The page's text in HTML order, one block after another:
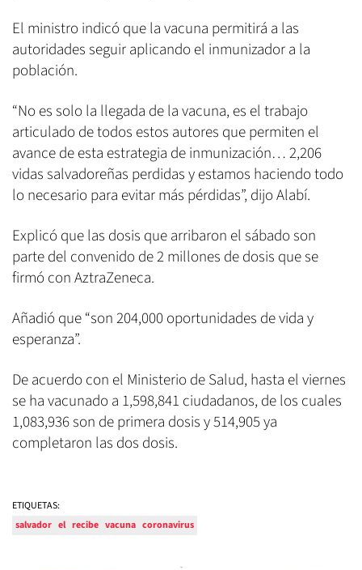
El ministro indicó que la vacuna permitirá a las
autoridades seguir aplicando el inmunizador a la
población.
“No es solo la llegada de la vacuna, es el trabajo
articulado de todos estos autores que permiten el
avance de esta estrategia de inmunización… 2,206
vidas salvadoreñas perdidas y estamos haciendo todo
lo necesario para evitar más pérdidas”, dijo Alabí.
Explicó que las dosis que arribaron el sábado son
parte del convenido de 2 millones de dosis que se
firmó con AztraZeneca.
Añadió que “son 204,000 oportunidades de vida y
esperanza”.
De acuerdo con el Ministerio de Salud, hasta el viernes
se ha vacunado a 1,598,841 ciudadanos, de los cuales
1,083,936 son de primera dosis y 514,905 ya
completaron las dos dosis.
ETIQUETAS:
salvador el recibe vacuna coronavirus